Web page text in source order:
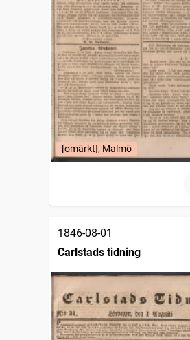
[omärkt], Malmö
1846-08-01
Carlstads tidning